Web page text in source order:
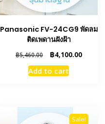
Panasonic FV-24CG9 พัดลม
ติดเพดานฝังฝ้า
฿5,460.00
Original
price
was:
฿4,100.00Current
Add to cart
Sale!